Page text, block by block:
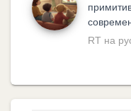
RT на